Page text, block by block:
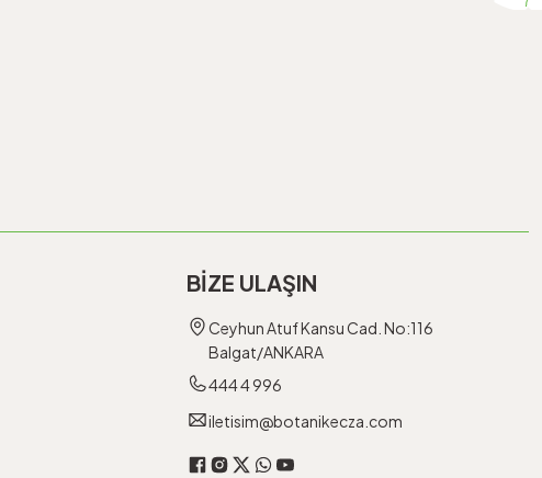
BİZE ULAŞIN
Ceyhun Atuf Kansu Cad. No:116
Balgat/ANKARA
444 4 996
iletisim@botanikecza.com